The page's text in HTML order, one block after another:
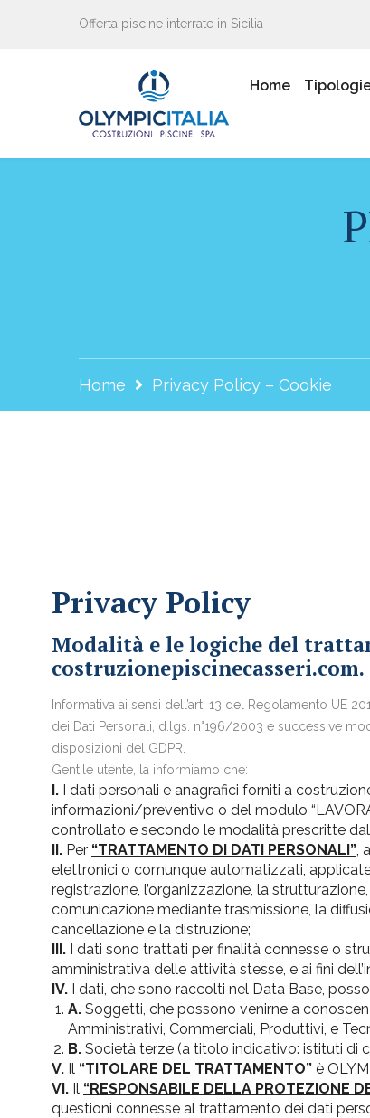
Offerta piscine interrate in Sicilia
Home
Home Privacy Policy – Cookie
Privacy Policy
Modalità e le logiche del
costruzionepiscinecasseri.com.
Informativa ai sensi dell’art. 13 del Regolamento UE
dei Dati Personali, d.lgs. n°196/2003 e successive
disposizioni del GDPR.
Gentile utente, la informiamo che:
I. I dati personali e anagrafici forniti a
informazioni/preventivo o del modulo
controllato e secondo le modalità prescritte
II. Per “TRATTAMENTO DI DATI PERSONALI”,
elettronici o comunque automatizzati,
registrazione, l’organizzazione, la
comunicazione mediante trasmissione, la
cancellazione e la distruzione;
III. I dati sono trattati per finalità connesse o
amministrativa delle attività stesse, e ai fini
IV. I dati, che sono raccolti nel Data Base,
A. Soggetti, che possono venirne a
Amministrativi, Commerciali, Produttivi, e
B. Società terze (a titolo indicativo: istituti di
V. Il “TITOLARE DEL TRATTAMENTO” è
VI. Il “RESPONSABILE DELLA PROTEZIONE
questioni connesse al trattamento dei dati